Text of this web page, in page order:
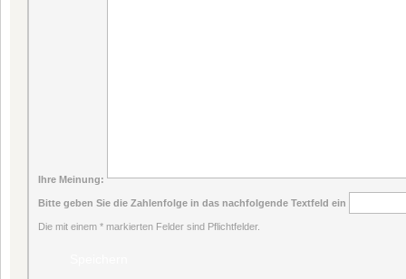
Ihre Meinung:
Bitte geben Sie die Zahlenfolge in das nachfolgende Textfeld ein
Die mit einem * markierten Felder sind Pflichtfelder.